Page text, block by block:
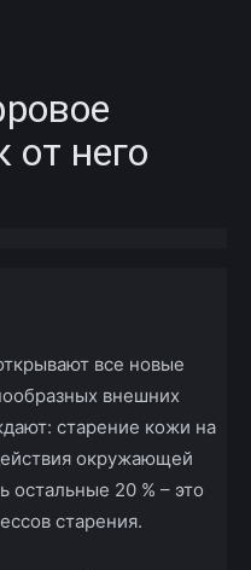
от него
все новые
внешних
старение кожи на
окружающей
20 % – это
старения.